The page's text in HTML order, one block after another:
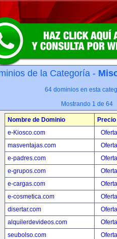
de la Categoría -
64 dominios en esta
Mostrando 1 de 64
Nombre de Dominio
Precio
e-Kiosco.com
masventajas.com
e-padres.com
e-grupos.com
e-cargas.com
e-cosmetica.com
disertar.com
alquilerdevideos.com
seubolso.com